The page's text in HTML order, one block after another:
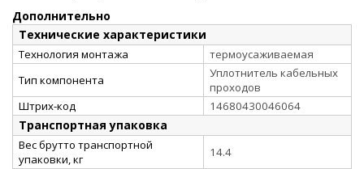
Дополнительно
Технические характеристики
Технология монтажа
термоусаживаемая
Тип компонента
Уплотнитель кабельных
проходов
Штрих-код
14680430046064
Транспортная упаковка
Вес брутто транспортной
упаковки, кг
14.4